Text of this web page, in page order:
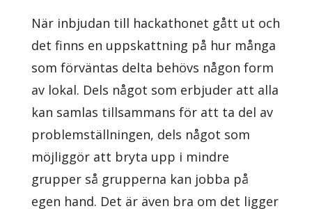
När inbjudan till hackathonet gått ut och
det finns en uppskattning på hur många
som förväntas delta behövs någon form
av lokal. Dels något som erbjuder att alla
kan samlas tillsammans för att ta del av
problemställningen, dels något som
möjliggör att bryta upp i mindre
grupper så grupperna kan jobba på
egen hand. Det är även bra om det ligger